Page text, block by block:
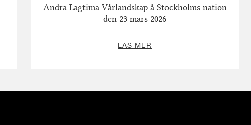
Andra Lagtima Vårlandskap å Stockholms nation
den 23 mars 2026
LÄS MER